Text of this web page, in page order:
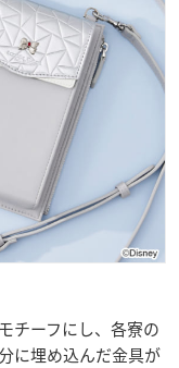
チーフにし、各寮の
に埋め込んだ金具が